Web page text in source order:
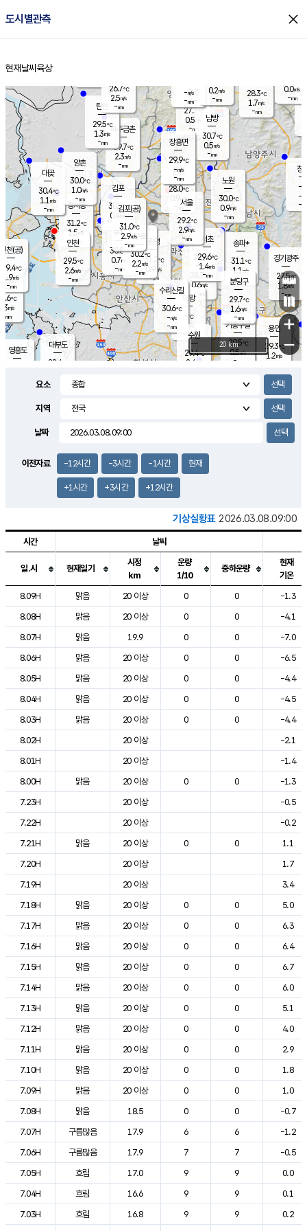
도시별관측 close
홈
현재날씨 육상
의도
℃
m/s
mm
영흥도
양주
27.7℃
0.5
-mm
과천
28.7℃
0.6m/s
- mm
용인
29.3℃
1.2m/s
경기광주
27.5℃
1.8m/s
-mm
2.0m/s
대부도
28.4
경서동
31.2℃
1.5 m/s
-mm
파주금촌
29.7℃
2.3m/s
-mm
28.3℃
1.7m/s
-mm
대곶
30.4℃
1.1 m/s
-mm
창
-
-m/
-
탄현
29.5℃
1.3m/s
-mm
0.0m/s
-mm
의왕
- ℃
m/s
mm
김포
30.5℃
0.4 m/s
mm
광명
31.2 ℃
0.9 m/s
-mm
부천
30.8℃
0.7m/s
-mm
양촌
30.0℃
1.0m/s
-mm
구로
30.2℃
2.2m/s
-mm
은평
28.0℃
0.9 m/s
- mm
노원
30.0℃
0.9m/s
-mm
송파*
31.1℃
1.1 m/s
-mm
서초
29.6℃
1.4m/s
-mm
남방
30.7℃
0.5m/s
-mm
기흥구갈
29.5℃
0.5m/s
-
수리산길
30.6℃
-m/s
-mm
분당구
29.7℃
1.6m/s
-mm
장흥면
29.9℃
-m/s
-mm
-m/s
-mm
인천(공)
29.4℃
1.9m/s
-mm
김포(공)
31.0℃
2.9m/s
-mm
수원
29.4℃
2.4 m/s
인천
29.5℃
2.6m/s
-mm
서울
29.2℃
2.9m/s
-mm
26.7℃
2.5m/s
-mm
0.2m/s
-mm
+
−
20 km
요소
지역
날짜
이전자료 -12시간 -3시간 -1시간 현재
+1시간 +3시간 +12시간
기상실황표 2026.03.08.09:00
도시별 기상실황표로 지점, 날씨, 기온, 강수, 바람, 기압등을 안내한 표입
시간 날씨
일.시 현재일기
시정
km
운량
1/10
중하운량
현재
기온
8.09H
맑음 20 이상 0 0
-1.3
8.08H
맑음 20 이상 0 0
-4.1
8.07H
맑음 19.9 0 0
-7.0
8.06H
맑음 20 이상 0 0
-6.5
8.05H
맑음 20 이상 0 0
-4.4
8.04H
맑음 20 이상 0 0
-4.5
8.03H
맑음 20 이상 0 0
-4.4
8.02H
20 이상
-2.1
8.01H
20 이상
-1.4
8.00H
맑음 20 이상 0 0
-1.3
7.23H
20 이상
-0.5
7.22H
20 이상
-0.2
7.21H
맑음 20 이상 0 0
1.1
7.20H
20 이상
1.7
7.19H
20 이상
3.4
7.18H
맑음 20 이상 0 0
5.0
7.17H
맑음 20 이상 0 0
6.3
7.16H
맑음 20 이상 0 0
6.4
7.15H
맑음 20 이상 0 0
6.7
7.14H
맑음 20 이상 0 0
6.0
7.13H
맑음 20 이상 0 0
5.1
7.12H
맑음 20 이상 0 0
4.0
7.11H
맑음 20 이상 0 0
2.9
7.10H
맑음 20 이상 0 0
1.8
7.09H
맑음 20 이상 0 0
1.0
7.08H
맑음 18.5 0 0
-0.7
7.07H
구름많음 17.9 6 6
-1.2
7.06H
구름많음 17.9 7 7
-0.5
7.05H
흐림 17.0 9 9
0.0
7.04H
흐림 16.6 9 9
0.1
7.03H
흐림 16.8 9 9
0.2